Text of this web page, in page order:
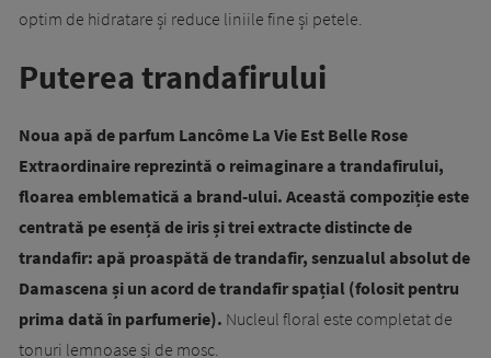
optim de hidratare și reduce liniile fine și petele.
Puterea trandafirului
Noua apă de parfum Lancôme La Vie Est Belle Rose
Extraordinaire reprezintă o reimaginare a trandafirului,
floarea emblematică a brand-ului. Această compoziție este
centrată pe esență de iris și trei extracte distincte de
trandafir: apă proaspătă de trandafir, senzualul absolut de
Damascena și un acord de trandafir spațial (folosit pentru
prima dată în parfumerie). Nucleul floral este completat de
tonuri lemnoase și de mosc.